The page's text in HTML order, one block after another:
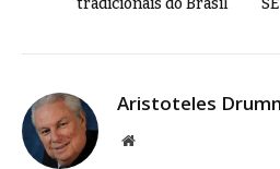
Aristoteles
Site